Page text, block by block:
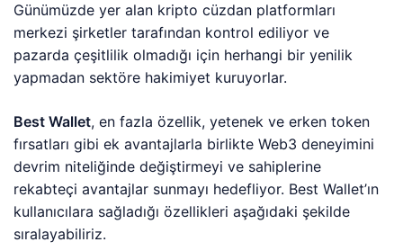
Günümüzde yer alan kripto cüzdan platformları
merkezi şirketler tarafından kontrol ediliyor ve
pazarda çeşitlilik olmadığı için herhangi bir yenilik
yapmadan sektöre hakimiyet kuruyorlar.
Best Wallet, en fazla özellik, yetenek ve erken token
fırsatları gibi ek avantajlarla birlikte Web3 deneyimini
devrim niteliğinde değiştirmeyi ve sahiplerine
rekabteçi avantajlar sunmayı hedefliyor. Best Wallet’ın
kullanıcılara sağladığı özellikleri aşağıdaki şekilde
sıralayabiliriz.